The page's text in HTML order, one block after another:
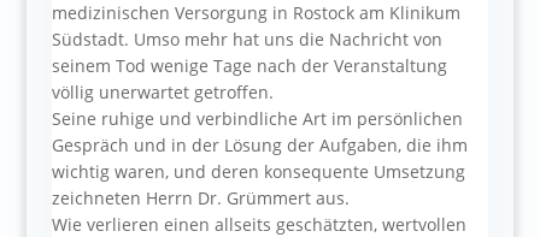
medizinischen Versorgung in Rostock am Klinikum
Südstadt. Umso mehr hat uns die Nachricht von
seinem Tod wenige Tage nach der Veranstaltung
völlig unerwartet getroffen.
Seine ruhige und verbindliche Art im persönlichen
Gespräch und in der Lösung der Aufgaben, die ihm
wichtig waren, und deren konsequente Umsetzung
zeichneten Herrn Dr. Grümmert aus.
Wie verlieren einen allseits geschätzten, wertvollen